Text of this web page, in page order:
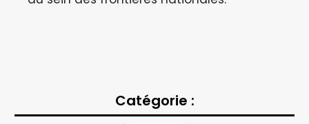
Catégorie :